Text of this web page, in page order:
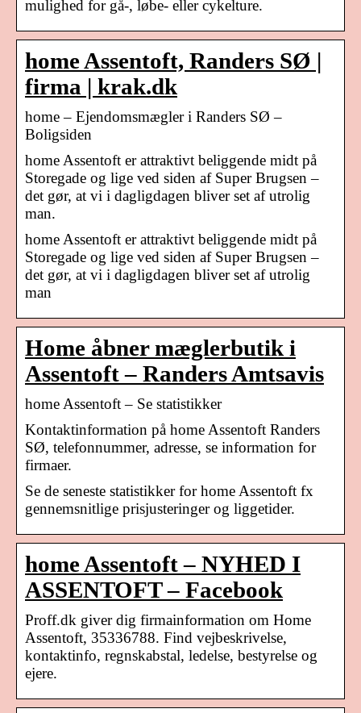
mulighed for gå-, løbe- eller cykelture.
home Assentoft, Randers SØ |
firma | krak.dk
home – Ejendomsmægler i Randers SØ –
Boligsiden
home Assentoft er attraktivt beliggende midt på
Storegade og lige ved siden af Super Brugsen –
det gør, at vi i dagligdagen bliver set af utrolig
man.
home Assentoft er attraktivt beliggende midt på
Storegade og lige ved siden af Super Brugsen –
det gør, at vi i dagligdagen bliver set af utrolig
man
Home åbner mæglerbutik i
Assentoft – Randers Amtsavis
home Assentoft – Se statistikker
Kontaktinformation på home Assentoft Randers
SØ, telefonnummer, adresse, se information for
firmaer.
Se de seneste statistikker for home Assentoft fx
gennemsnitlige prisjusteringer og liggetider.
home Assentoft – NYHED I
ASSENTOFT – Facebook
Proff.dk giver dig firmainformation om Home
Assentoft, 35336788. Find vejbeskrivelse,
kontaktinfo, regnskabstal, ledelse, bestyrelse og
ejere.